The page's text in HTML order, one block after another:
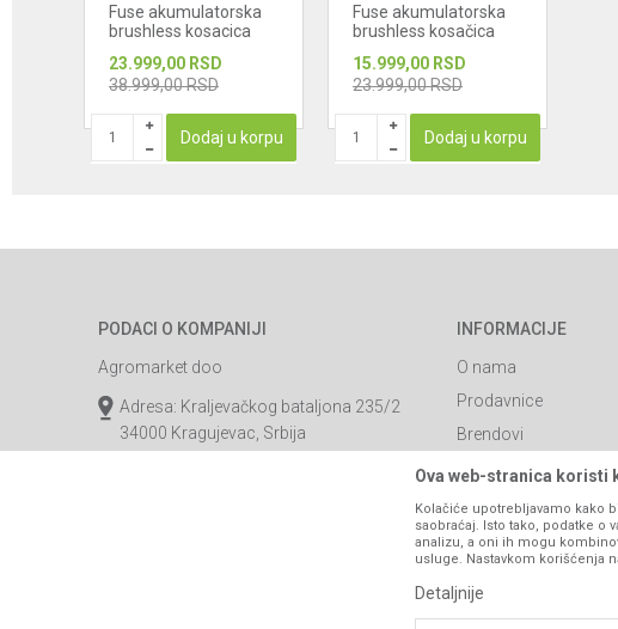
Fuse akumulatorska
brushless kosacica
2BCB
23.999,00 RSD
38.999,00RSD
Dodaj u korpu
Fuse akumulatorska
brushless kosačica
1BCB
15.999,00 RSD
23.999,00RSD
Dodaj u korpu
PODACI O KOMPANIJI
Agromarket doo
Adresa: Kraljevačkog bataljona 235/2
34000 Kragujevac, Srbija
INFORMACIJE
O nama
Prodavnice
Brendovi
Katalozi
Saradnja
Blog
Najčešća pitanja
Kontakt
Ova web-stranica koristi
Kolačiće upotrebljavamo kako
saobraćaj. Isto tako, podatke o
analizu, a oni ih mogu
usluge. Nastavkom korišćenja
Detaljnije